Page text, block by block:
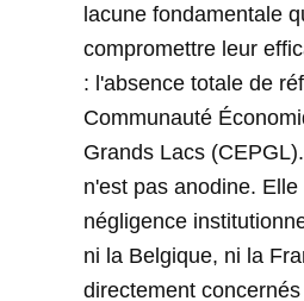
lacune fondamentale
compromettre leur
: l'absence totale de
Communauté
Grands Lacs
n'est pas anodine.
négligence
ni la Belgique, ni la
directement